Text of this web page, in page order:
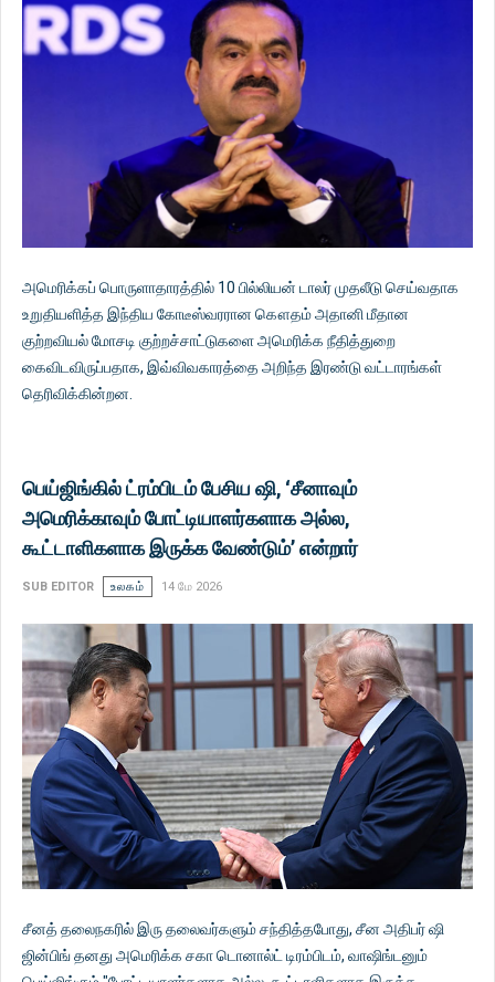
அமெரிக்கப் பொருளாதாரத்தில் 10 பில்லியன் டாலர் முதலீடு செய்வதாக
உறுதியளித்த இந்திய கோடீஸ்வரரான கௌதம் அதானி மீதான
குற்றவியல் மோசடி குற்றச்சாட்டுகளை அமெரிக்க நீதித்துறை
கைவிடவிருப்பதாக, இவ்விவகாரத்தை அறிந்த இரண்டு வட்டாரங்கள்
தெரிவிக்கின்றன.
பெய்ஜிங்கில் ட்ரம்பிடம் பேசிய ஷி, ‘சீனாவும்
அமெரிக்காவும் போட்டியாளர்களாக அல்ல,
கூட்டாளிகளாக இருக்க வேண்டும்’ என்றார்
SUB EDITOR உலகம் 14 மே 2026
சீனத் தலைநகரில் இரு தலைவர்களும் சந்தித்தபோது, ​​சீன அதிபர் ஷி
ஜின்பிங் தனது அமெரிக்க சகா டொனால்ட் டிரம்பிடம், வாஷிங்டனும்